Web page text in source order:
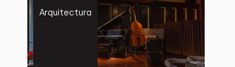
Arquitectura